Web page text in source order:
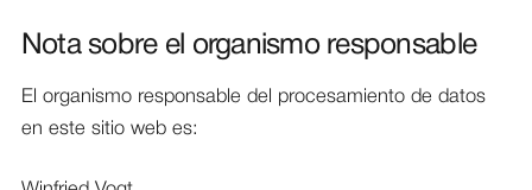
Nota sobre el organismo responsable
El organismo responsable del procesamiento de datos
en este sitio web es: